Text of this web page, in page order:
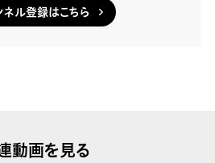
ネル登録はこちら
動画を見る